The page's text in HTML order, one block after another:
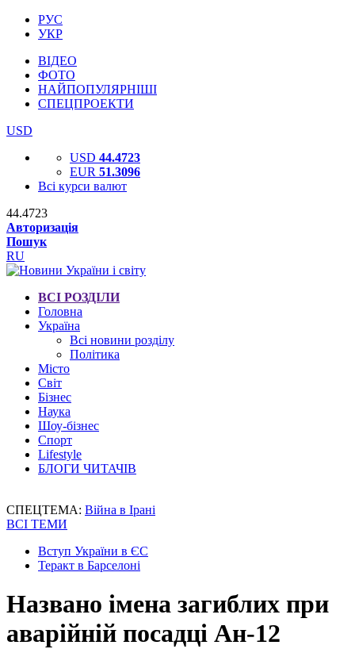
РУС
УКР
ВІДЕО
ФОТО
НАЙПОПУЛЯРНІШІ
СПЕЦПРОЕКТИ
USD
USD 44.4723
EUR 51.3096
Всі курси валют
44.4723
Авторизація
Пошук
RU
ВСІ РОЗДІЛИ
Головна
Україна
Всі новини розділу
Політика
Місто
Світ
Бізнес
Наука
Шоу-бізнес
Спорт
Lifestyle
БЛОГИ ЧИТАЧІВ
СПЕЦТЕМА: Війна в Ірані
ВСІ ТЕМИ
Вступ України в ЄС
Теракт в Барселоні
Названо імена загиблих при
аварійній посадці Ан-12